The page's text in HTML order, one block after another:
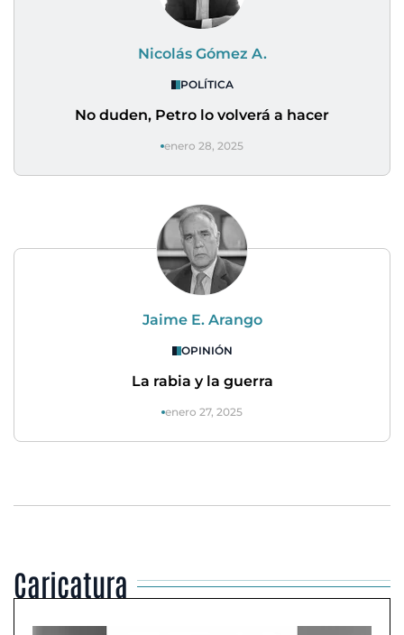
Nicolás Gómez A.
POLÍTICA
No duden, Petro lo volverá a hacer
enero 28, 2025
Jaime E. Arango
OPINIÓN
La rabia y la guerra
enero 27, 2025
Caricatura